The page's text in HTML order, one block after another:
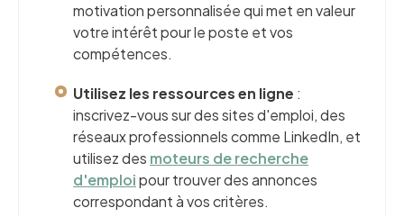
motivation personnalisée qui met en valeur
votre intérêt pour le poste et vos
compétences.
Utilisez les ressources en ligne :
inscrivez-vous sur des sites d'emploi, des
réseaux professionnels comme LinkedIn, et
utilisez des moteurs de recherche
d'emploipour trouver des annonces
correspondant à vos critères.